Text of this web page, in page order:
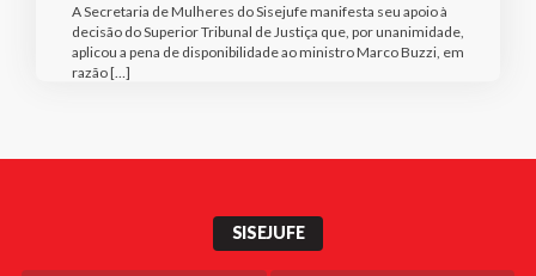
A Secretaria de Mulheres do Sisejufe manifesta seu apoio à
decisão do Superior Tribunal de Justiça que, por unanimidade,
aplicou a pena de disponibilidade ao ministro Marco Buzzi, em
razão […]
SISEJUFE